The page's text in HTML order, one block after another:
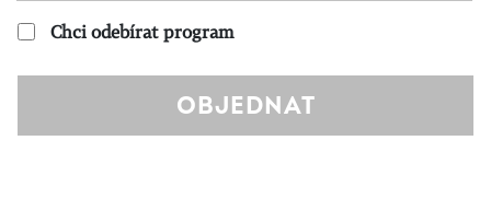
Chci odebírat program